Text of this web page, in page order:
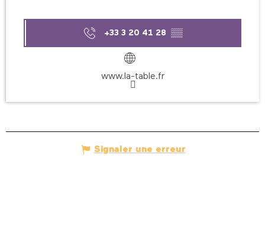
+33 3 20 41 28 ▒▒
www.la-table.fr
Signaler une erreur